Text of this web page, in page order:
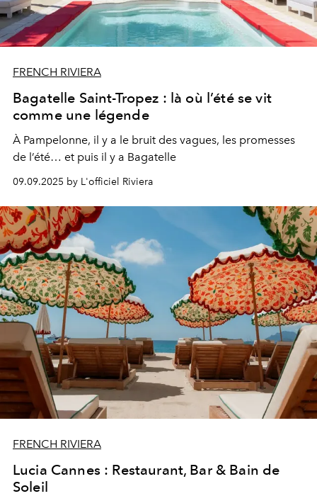
FRENCH RIVIERA
Bagatelle Saint-Tropez : là où l’été se vit
comme une légende
À Pampelonne, il y a le bruit des vagues, les promesses
de l’été… et puis il y a Bagatelle
09.09.2025 by L'officiel Riviera
FRENCH RIVIERA
Lucia Cannes : Restaurant, Bar & Bain de
Soleil